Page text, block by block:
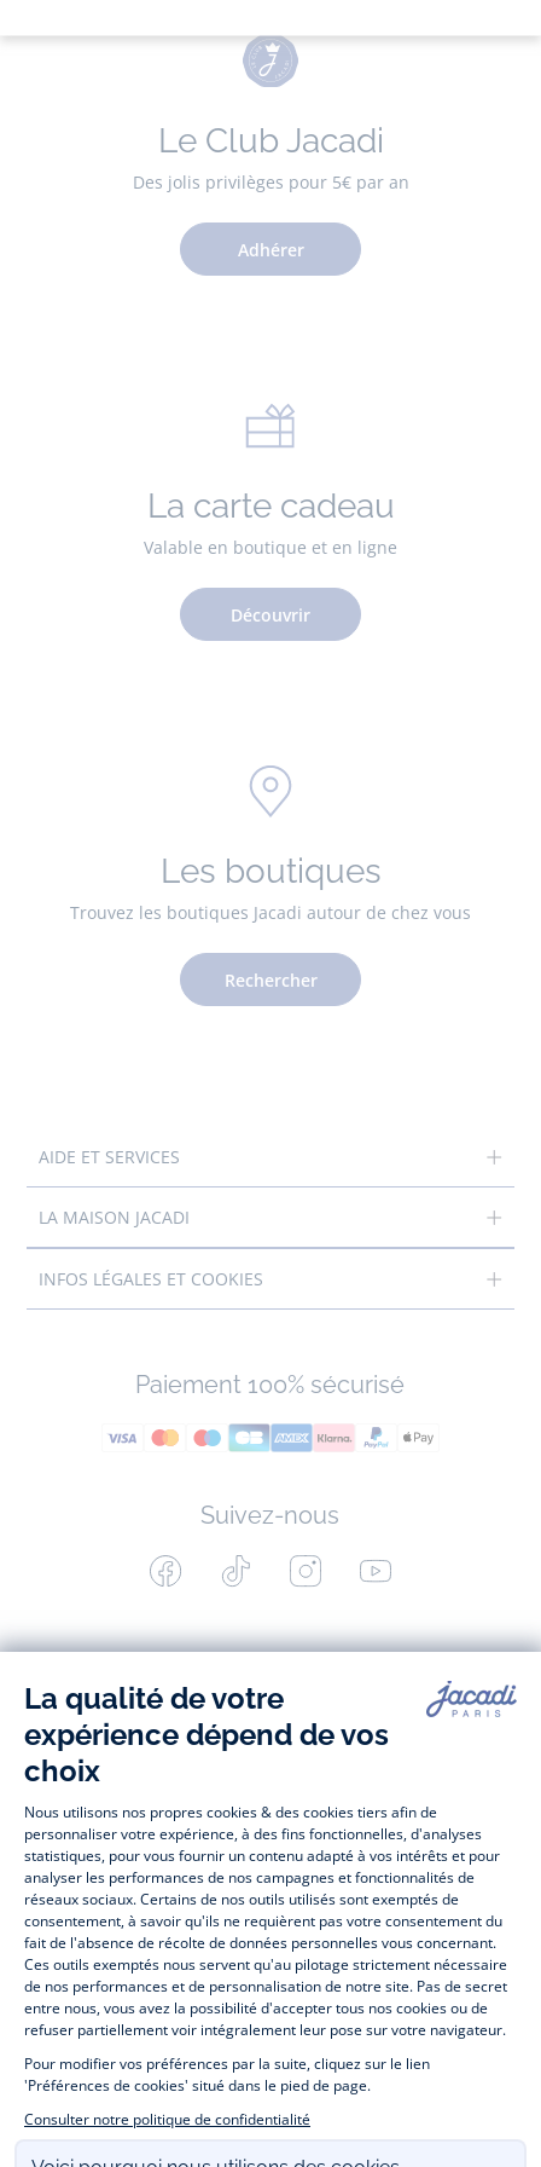
Le Club Jacadi
Des jolis privilèges pour 5€ par an
Adhérer
La carte cadeau
Valable en boutique et en ligne
Découvrir
Les boutiques
Trouvez les boutiques Jacadi autour de chez vous
Rechercher
AIDE ET SERVICES
LA MAISON JACADI
INFOS LÉGALES ET COOKIES
Paiement 100% sécurisé
Suivez-nous
Facebook
Paris
Tiktok
Paris
Instagram
Paris
Youtube
Paris
vêtements et chaussures, à la fois élégants et intemporels. Retrouvez,
entre autres, nos collections de body, blouse et combinaison pour les
nouveaux-nés, de t-shirt, pull et short pour lesbébés
chaussettes et accessoires pour les
enfants
Découvrez nos collections mode et tendance pour filles et garçons.
des idéescadeaux de Noël. Un heureux événement est arrivé ?
Retrouvez nos idéescadeaux de naissance. Bénéficiez également de
prix réduits avec nos collections spéciales devêtements enfants en
soldes
et de notre collection Outlet toute l’année. Guettez les promotions
Prix Doux, une opération spéciale Jacadi avec des vêtements enfant à
prix tout ronds. Adhérez au programme de Fidélité Jacadi afin de profiter
desventes privées. Retrouvez la collectionLes Essentielset ses
vêtements emblématiques aux couleurs de la marque, la collection
Sport Chicaussi innovante qu'élégante, ainsi queles Petits tricotspour
compléter le vestiaire de bébé. Pour passer l’automne et l’hiver au
chaud, Jacadi vous propose une collection demanteaux bébé et enfant
et dechaussures d'hiver. Pendant lesJolis Jours, c’est l’occasion de
retrouver la nouvelle collection Jacadi bébé et enfant à prix doux. Un
mariage, un baptême, une communion de prévue ? Trouvez une
de cérémoniepour votre enfant. Retrouvez les sacs
confectionnés en partenariat avec l'Association malgache Tohana et
soutenez un projet permettant à des mamans en situation de grande
patrons Jacadià faire vous-même à partager et à transmettre. Pour bien